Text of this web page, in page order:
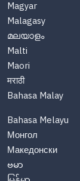
Magyar
Malagasy
മലയാളം
Malti
Maori
मराठी
Bahasa Malay
Bahasa Melayu
Монгол
Македонски
ဗမာ